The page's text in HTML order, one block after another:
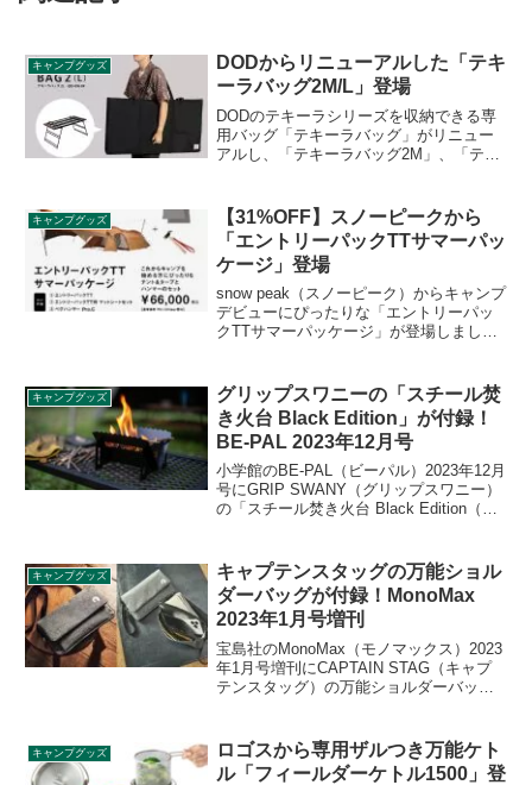
キャンプグッズ
DODからリニューアルした「テキ
ーラバッグ2M/L」登場
DODのテキーラシリーズを収納できる専
用バッグ「テキーラバッグ」がリニュー
アルし、「テキーラバッグ2M」、「テキ
造になり、使いやすくなりました。詳細
をレビューします。
キャンプグッズ
【31%OFF】スノーピークから
「エントリーパックTTサマーパッ
ケージ」登場
snow peak（スノーピーク）からキャンプ
デビューにぴったりな「エントリーパッ
クTTサマーパッケージ」が登場しまし
なっており、バラバラに購入するより
31%お得です。詳細をレビューします。
キャンプグッズ
グリップスワニーの「スチール焚
き火台 Black Edition」が付録！
BE-PAL 2023年12月号
小学館のBE-PAL（ビーパル）2023年12月
号にGRIP SWANY（グリップスワニー）
の「スチール焚き火台 Black Edition（ブ
薪をたくさん入れられる焚き火台です。
詳細をレビューします。
キャンプグッズ
キャプテンスタッグの万能ショル
ダーバッグが付録！MonoMax
2023年1月号増刊
宝島社のMonoMax（モノマックス）2023
年1月号増刊にCAPTAIN STAG（キャプ
テンスタッグ）の万能ショルダーバッグ
ため財布として使うこともできます。詳
細をレビューします。
キャンプグッズ
ロゴスから専用ザルつき万能ケト
ル「フィールダーケトル1500」登